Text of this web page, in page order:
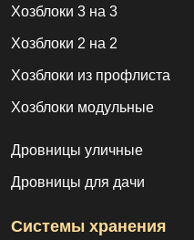
Хозблоки 3 на 3
Хозблоки 2 на 2
Хозблоки из профлиста
Хозблоки модульные
Дровницы уличные
Дровницы для дачи
Системы хранения